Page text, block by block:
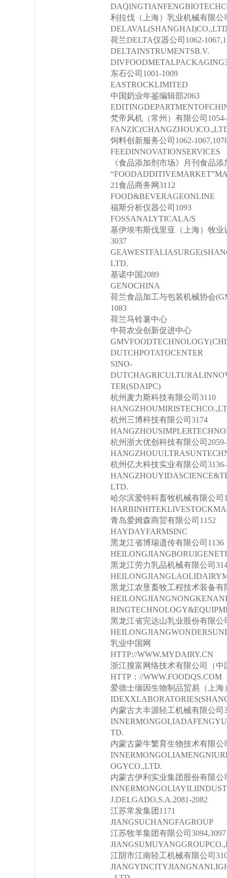
利拉伐（上海）乳业机械有限公
荷兰DELTA仪器公司1062-
DELTAINSTRUMENTSB.V.
东石公司1001-1009
EASTROCKLIMITED
中国奶业年鉴编辑部2063
梵帝风机（常州）有限公司1054-
饲料创新服务公司1062-
FEEDINNOVATIONSERVICES
《食品添加剂市场》月刊食品添
21食品商务网3112
FOOD&BEVERAGEONLINE
福斯分析仪器公司1093
FOSSANALYTICALA/S
基伊埃韦斯伐里亚（上海）牧业
3037
LTD.
基诺中国2089
GENOCHINA
荷兰食品加工与包装机械协会
1083
荷兰马铃薯中心
中荷农业创新促进中心
DUTCHPOTATOCENTER
SINO-
TER(SDAIPC)
杭州麦力斯科技有限公司3110
杭州三博科技有限公司3174
杭州浙大优创科技有限公司2059-
杭州亿大科技实业有限公司3136-
LTD.
哈尔滨爱特科畜牧机械有限公司
青岛爱姆森商贸有限公司1152
HAYDAYFARMSINC
黑龙江省博瑞遗传有限公司1136
黑龙江劳力乳品机械有限公司
黑龙江农垦畜牧工程技术装备有
黑龙江省完达山乳业股份有限公
乳业中国网
HTTP://WWW.MYDAIRY.CN
浙江搜富网络技术有限公司（中
HTTP：//WWW.FOODQS.COM
爱德士缅因生物制品贸易（上海
内蒙古大丰源轻工机械有限公司
TD.
内蒙古蒙牛繁育生物技术有限公
OGYCO.,LTD.
内蒙古伊利实业集团股份有限公
J.DELGADO,S.A.2081-2082
江苏常发集团1171
JIANGSUCHANGFAGROUP
江苏牧羊集团有限公司3094,3097
江阴市江南轻工机械有限公司